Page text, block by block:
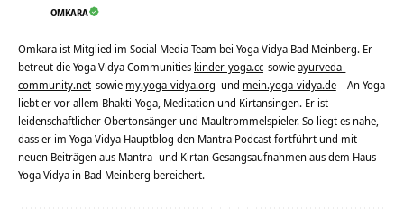
OMKARA
Omkara ist Mitglied im Social Media Team bei Yoga Vidya Bad Meinberg. Er
betreut die Yoga Vidya Communities kinder-yoga.cc sowieayurveda-
community.net sowie my.yoga-vidya.org und mein.yoga-vidya.de - An Yoga
liebt er vor allem Bhakti-Yoga, Meditation und Kirtansingen. Er ist
leidenschaftlicher Obertonsänger und Maultrommelspieler. So liegt es nahe,
dass er im Yoga Vidya Hauptblog den Mantra Podcast fortführt und mit
neuen Beiträgen aus Mantra- und Kirtan Gesangsaufnahmen aus dem Haus
Yoga Vidya in Bad Meinberg bereichert.